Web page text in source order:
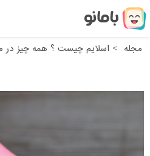
مجله اسلایم چیست ؟ همه چیز در